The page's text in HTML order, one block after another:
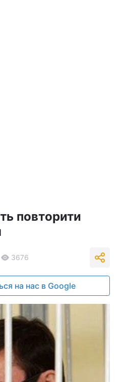
повторити
3676
на нас в Google